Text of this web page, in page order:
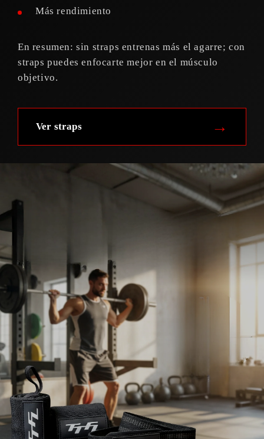
Más rendimiento
En resumen: sin straps entrenas más el agarre; con
straps puedes enfocarte mejor en el músculo
objetivo.
Ver straps →